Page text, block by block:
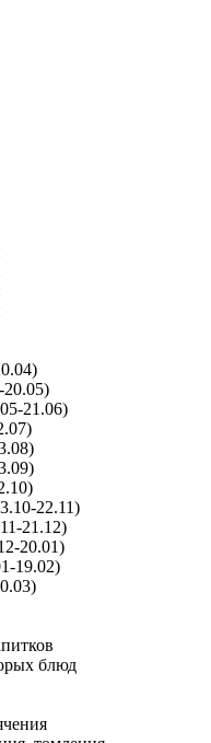
21.06)
22.11)
21.12)
20.01)
19.02)
блюд